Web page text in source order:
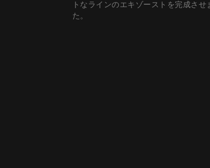
トなラインのエキゾーストを完成させ
た。